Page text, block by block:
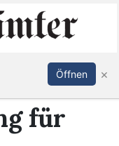
Anmelden
für
Öffnen ×